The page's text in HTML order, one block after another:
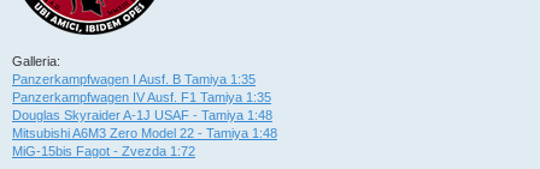
Galleria:
Panzerkampfwagen I Ausf. B Tamiya 1:35
Panzerkampfwagen IV Ausf. F1 Tamiya 1:35
Douglas Skyraider A-1J USAF - Tamiya 1:48
Mitsubishi A6M3 Zero Model 22 - Tamiya 1:48
MiG-15bis Fagot - Zvezda 1:72